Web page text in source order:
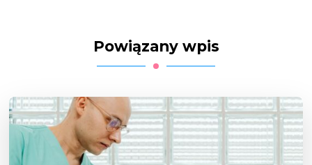
Powiązany wpis